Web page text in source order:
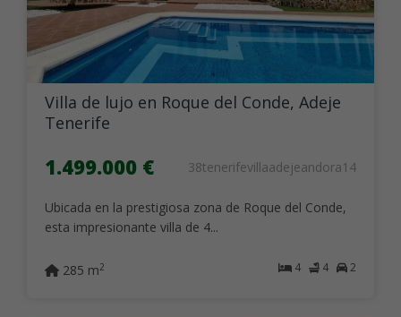
Villa de lujo en Roque del Conde, Adeje
Tenerife
1.499.000 € 38tenerifevillaadejeandora14
Ubicada en la prestigiosa zona de Roque del Conde,
esta impresionante villa de 4...
4 4 2
285 m2